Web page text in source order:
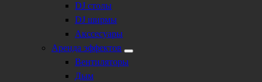
DJ столы
DJ ширмы
Акссесуары
Аренда эффектов
Вентиляторы
Дым